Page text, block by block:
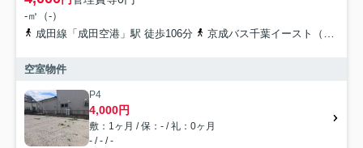
-㎡（-）
成田線「成田空港」駅 徒歩106分
京成バス千葉イースト（旧千葉交通）「本城（千葉県）」バス停下車 徒歩4分
空室物件
P4
4,000円
敷：1ヶ月 / 保：- / 礼：0ヶ月
- / - / -